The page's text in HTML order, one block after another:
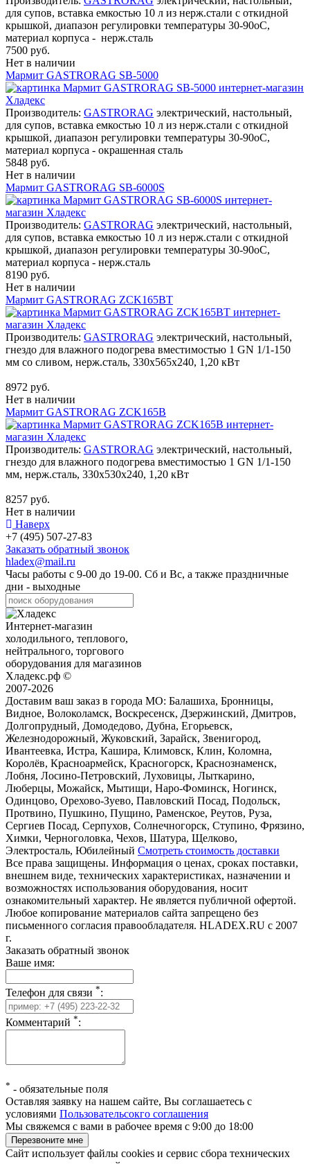
для супов, вставка емкостью 10 л из нерж.стали с откидной
крышкой, диапазон регулировки температуры 30-90оС,
материал корпуса - нерж.сталь
7500 руб.
Нет в наличии
Мармит GASTRORAG SB-5000
Производитель: GASTRORAG электрический, настольный,
для супов, вставка емкостью 10 л из нерж.стали с откидной
крышкой, диапазон регулировки температуры 30-90оС,
материал корпуса - окрашенная сталь
5848 руб.
Нет в наличии
Мармит GASTRORAG SB-6000S
Производитель: GASTRORAG электрический, настольный,
для супов, вставка емкостью 10 л из нерж.стали с откидной
крышкой, диапазон регулировки температуры 30-90оС,
материал корпуса - нерж.сталь
8190 руб.
Нет в наличии
Мармит GASTRORAG ZCK165BT
Производитель: GASTRORAG электрический, настольный,
гнездо для влажного подогрева вместимостью 1 GN 1/1-150
мм со сливом, нерж.сталь, 330х565х240, 1,20 кВт
8972 руб.
Нет в наличии
Мармит GASTRORAG ZCK165B
Производитель: GASTRORAG электрический, настольный,
гнездо для влажного подогрева вместимостью 1 GN 1/1-150
мм, нерж.сталь, 330х530х240, 1,20 кВт
8257 руб.
Нет в наличии
Наверх
+7 (495) 507-27-83
Заказать обратный звонок
hladex@mail.ru
Часы работы с 9-00 до 19-00. Сб и Вс, а также праздничные
дни - выходные
Интернет-магазин
холодильного, теплового,
нейтрального, торгового
оборудования для магазинов
Хладекс.рф ©
2007-2026
Доставим ваш заказ в города МО: Балашиха, Бронницы,
Видное, Волоколамск, Воскресенск, Дзержинский, Дмитров,
Долгопрудный, Домодедово, Дубна, Егорьевск,
Железнодорожный, Жуковский, Зарайск, Звенигород,
Ивантеевка, Истра, Кашира, Климовск, Клин, Коломна,
Королёв, Красноармейск, Красногорск, Краснознаменск,
Лобня, Лосино-Петровский, Луховицы, Лыткарино,
Люберцы, Можайск, Мытищи, Наро-Фоминск, Ногинск,
Одинцово, Орехово-Зуево, Павловский Посад, Подольск,
Протвино, Пушкино, Пущино, Раменское, Реутов, Руза,
Сергиев Посад, Серпухов, Солнечногорск, Ступино, Фрязино,
Химки, Черноголовка, Чехов, Шатура, Щелково,
Электросталь, Юбилейный Смотреть стоимость доставки
Все права защищены. Информация о ценах, сроках поставки,
внешнем виде, технических характеристиках, назначении и
возможностях использования оборудования, носит
ознакомительный характер. Не является публичной офертой.
Любое копирование материалов сайта запрещено без
письменного согласия правообладателя. HLADEX.RU c 2007
г.
Заказать обратный звонок
Ваше имя:
Телефон для связи *:
Комментарий *:
* - обязательные поля
Оставляя заявку на нашем сайте, Вы соглашаетесь с
условиями Пользовательсокго соглашения
Мы свяжемся с вами в рабочее время с 9:00 до 18:00
Сайт использует файлы cookies и сервис сбора технических